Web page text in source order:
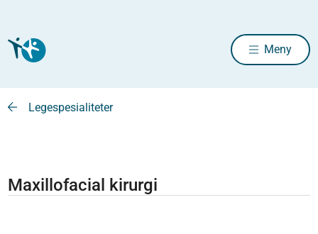
Meny
Legespesialiteter
Maxillofacial kirurgi